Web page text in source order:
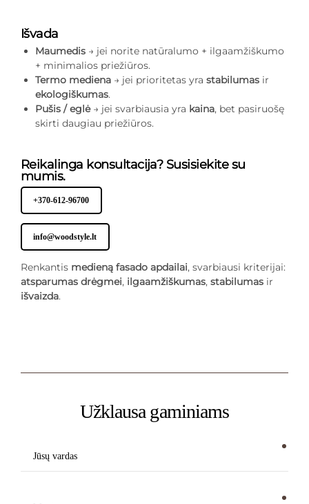
Išvada
Maumedis → jei norite natūralumo + ilgaamžiškumo
+ minimalios priežiūros.
Termo mediena → jei prioritetas yra stabilumas ir
ekologiškumas.
Pušis / eglė→ jei svarbiausia yra kaina, bet pasiruošę
skirti daugiau priežiūros.
Reikalinga konsultacija? Susisiekite su
mumis.
+370-612-96700
info@woodstyle.lt
Renkantis medieną fasado apdailai, svarbiausi kriterijai:
atsparumas drėgmei, ilgaamžiškumas, stabilumas ir
išvaizda.
Užklausa gaminiams